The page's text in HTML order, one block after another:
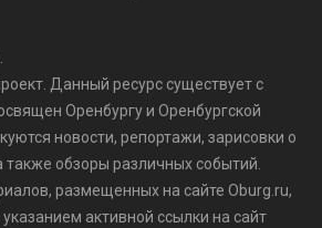
Данный ресурс существует с
Оренбургу и Оренбургской
новости, репортажи, зарисовки о
также обзоры различных событий.
размещенных на сайте Oburg.ru,
указанием активной ссылки на сайт